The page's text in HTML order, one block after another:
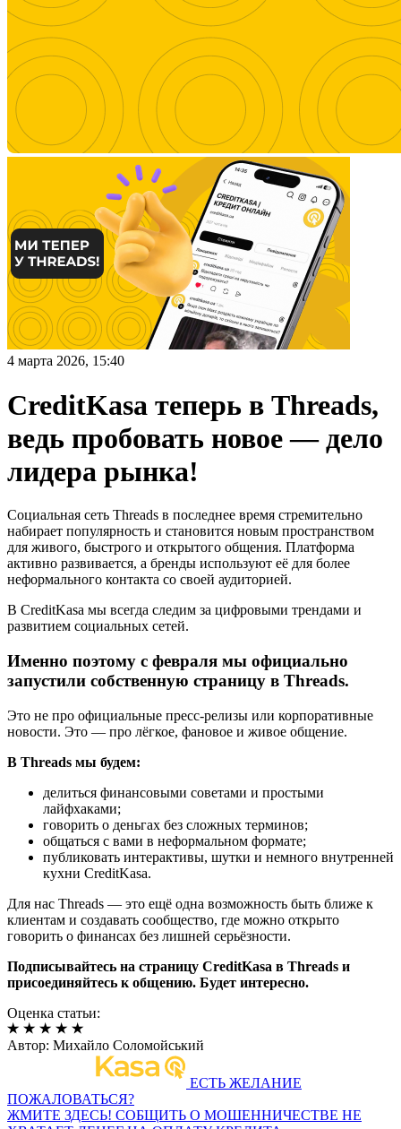
4 марта 2026, 15:40
CreditKasa теперь в Threads,
ведь пробовать новое — дело
лидера рынка!
Социальная сеть Threads в последнее время стремительно
набирает популярность и становится новым пространством
для живого, быстрого и открытого общения. Платформа
активно развивается, а бренды используют её для более
неформального контакта со своей аудиторией.
В CreditKasa мы всегда следим за цифровыми трендами и
развитием социальных сетей.
Именно поэтому с февраля мы официально
запустили собственную страницу в Threads.
Это не про официальные пресс-релизы или корпоративные
новости. Это — про лёгкое, фановое и живое общение.
В Threads мы будем:
делиться финансовыми советами и простыми
лайфхаками;
говорить о деньгах без сложных терминов;
общаться с вами в неформальном формате;
публиковать интерактивы, шутки и немного внутренней
кухни CreditKasa.
Для нас Threads — это ещё одна возможность быть ближе к
клиентам и создавать сообщество, где можно открыто
говорить о финансах без лишней серьёзности.
Подписывайтесь на страницу CreditKasa в Threads и
присоединяйтесь к общению. Будет интересно.
Оценка статьи:
Автор: Михайло Соломойський
ЕСТЬ ЖЕЛАНИЕ
ПОЖАЛОВАТЬСЯ?
ЖМИТЕ ЗДЕСЬ! СОБЩИТЬ О МОШЕННИЧЕСТВЕ НЕ